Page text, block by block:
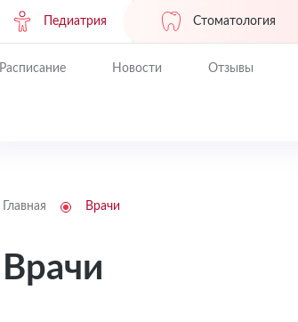
Педиатрия Стоматология
Расписание Новости Отзывы
Главная Врачи
Врачи